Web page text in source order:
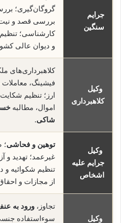
جرایم
سنگین
گروگان‌گیری؛
بررسی قصد و
کارشناسی؛ تنظیم
و دیوان عالی
وکیل
کلاهبرداری
کلاهبرداری‌های
فیشینگ،
ارز؛ تنظیم
اموال، مطالبه
شاکی.
وکیل
جرایم علیه
اشخاص
توهین و فحاشی؛
غیرعمد؛ تهدید و
تنظیم شکوائیه
از مجازات و
وکیل
تجاوز، ورود به
سوءاستفاده جنسی